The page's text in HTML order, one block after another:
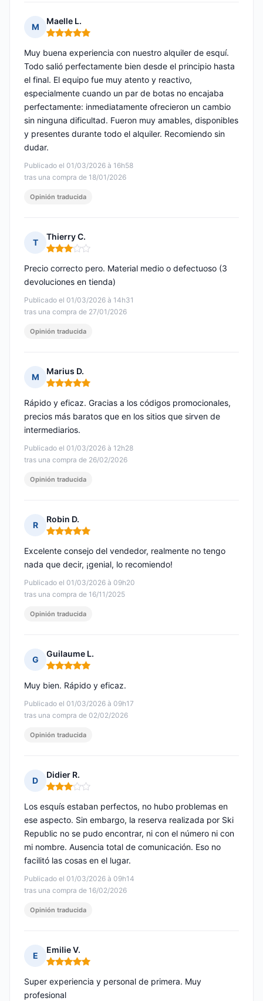
M
Maelle L.
Nota: 5 de 5
Publicado el 01/03/2026 à 16h58
tras una compra de 18/01/2026
Muy buena experiencia con nuestro alquiler de esquí.
Todo salió perfectamente bien desde el principio hasta
el final. El equipo fue muy atento y reactivo,
especialmente cuando un par de botas no encajaba
perfectamente: inmediatamente ofrecieron un cambio
sin ninguna dificultad. Fueron muy amables, disponibles
y presentes durante todo el alquiler. Recomiendo sin
dudar.
Opinión traducida
T
Thierry C.
Nota: 3 de 5
Publicado el 01/03/2026 à 14h31
tras una compra de 27/01/2026
Precio correcto pero. Material medio o defectuoso (3
devoluciones en tienda)
Opinión traducida
M
Marius D.
Nota: 5 de 5
Publicado el 01/03/2026 à 12h28
tras una compra de 26/02/2026
Rápido y eficaz. Gracias a los códigos promocionales,
precios más baratos que en los sitios que sirven de
intermediarios.
Opinión traducida
R
Robin D.
Nota: 5 de 5
Publicado el 01/03/2026 à 09h20
tras una compra de 16/11/2025
Excelente consejo del vendedor, realmente no tengo
nada que decir, ¡genial, lo recomiendo!
Opinión traducida
G
Guilaume L.
Nota: 5 de 5
Publicado el 01/03/2026 à 09h17
tras una compra de 02/02/2026
Muy bien. Rápido y eficaz.
Opinión traducida
D
Didier R.
Nota: 3 de 5
Publicado el 01/03/2026 à 09h14
tras una compra de 16/02/2026
Los esquís estaban perfectos, no hubo problemas en
ese aspecto. Sin embargo, la reserva realizada por Ski
Republic no se pudo encontrar, ni con el número ni con
mi nombre. Ausencia total de comunicación. Eso no
facilitó las cosas en el lugar.
Opinión traducida
E
Emilie V.
Nota: 5 de 5
Super experiencia y personal de primera. Muy
profesional